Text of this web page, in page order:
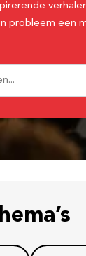
probleem een